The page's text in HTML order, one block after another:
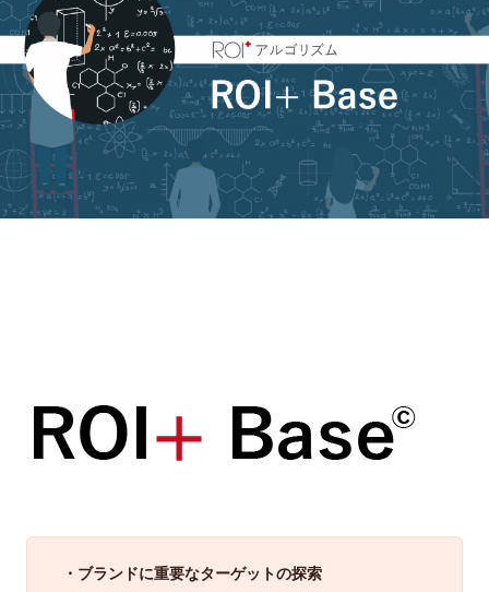
・ブランドに重要なターゲットの探索